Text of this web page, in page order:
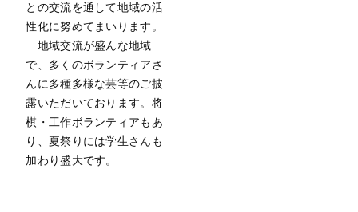
との交流を通して地域の活
性化に努めてまいります。
地域交流が盛んな地域
で、多くのボランティアさ
んに多種多様な芸等のご披
露いただいております。将
棋・工作ボランティアもあ
り、夏祭りには学生さんも
加わり盛大です。